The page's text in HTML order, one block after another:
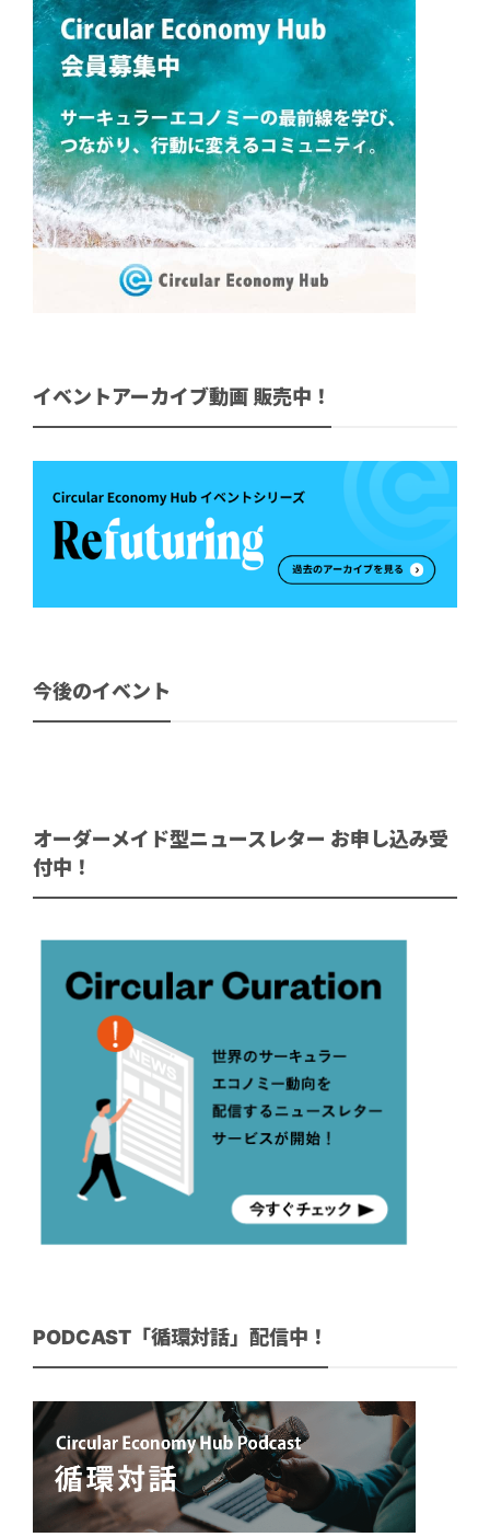
イベントアーカイブ動画 販売中！
今後のイベント
オーダーメイド型ニュースレター お申し込み受
付中！
PODCAST「循環対話」配信中！